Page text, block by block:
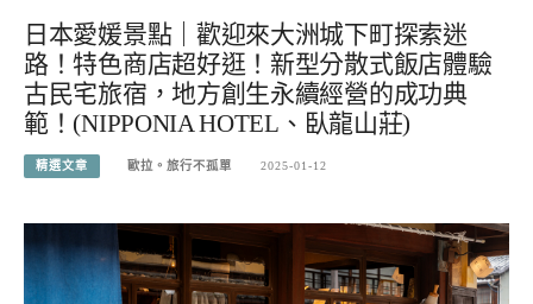
日本愛媛景點｜歡迎來大洲城下町探索迷
路！特色商店超好逛！新型分散式飯店體驗
古民宅旅宿，地方創生永續經營的成功典
範！(NIPPONIA HOTEL、臥龍山莊)
精選文章 歐拉。旅行不孤單 2025-01-12